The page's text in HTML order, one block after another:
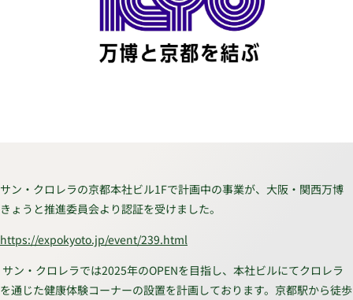
サン・クロレラの京都本社ビル1Fで計画中の事業が、大阪・関西万博
きょうと推進委員会より認証を受けました。
https://expokyoto.jp/event/239.html
サン・クロレラでは2025年のOPENを目指し、本社ビルにてクロレラ
を通じた健康体験コーナーの設置を計画しております。京都駅から徒歩